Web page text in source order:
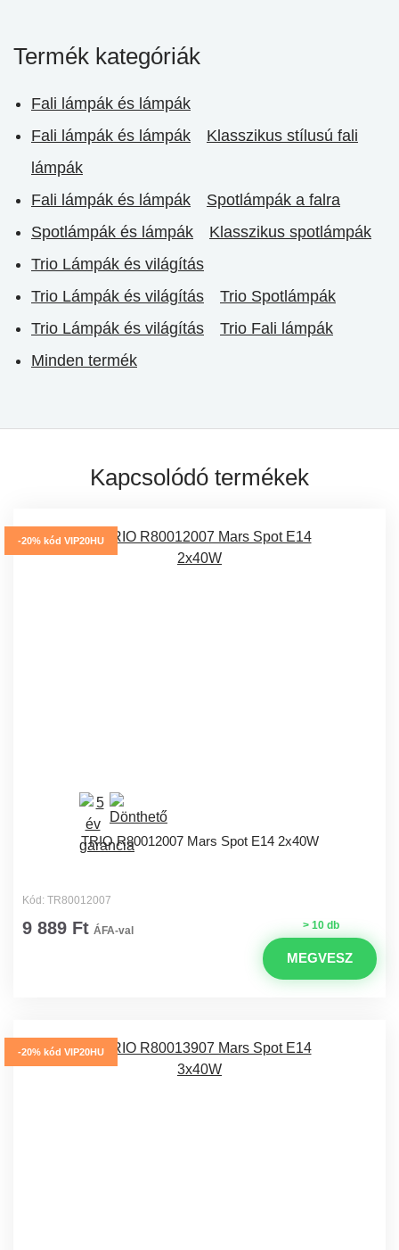
Termék kategóriák
Fali lámpák és lámpák
Fali lámpák és lámpák
Klasszikus stílusú fali
lámpák
Fali lámpák és lámpák
Spotlámpák a falra
Spotlámpák és lámpák
Klasszikus spotlámpák
Trio Lámpák és világítás
Trio Lámpák és világítás
Trio Spotlámpák
Trio Lámpák és világítás
Trio Fali lámpák
Minden termék
Kapcsolódó termékek
-20% kód VIP20HU
TRIO R80012007 Mars Spot E14 2x40W
Kód: TR80012007
> 10 db
9 889 Ft ÁFA-val
MEGVESZ
-20% kód VIP20HU